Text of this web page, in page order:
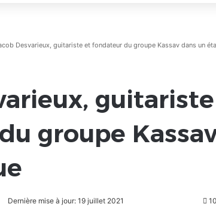
Desvarieux, guitariste et fondateur du groupe Kassav dans un
groupe
Dernière mise à jour: 19 juillet 2021